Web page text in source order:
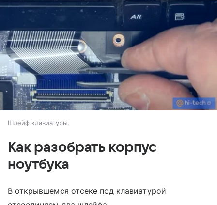
Шлейф клавиатуры.
Как разобрать корпус
ноутбука
В открывшемся отсеке под клавиатурой